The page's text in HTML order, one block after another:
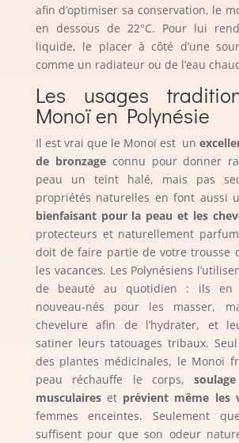
afin d’optimiser sa conservation, le
en dessous de 22°C. Pour lui
liquide, le placer à côté d’une
comme un radiateur ou de l’eau
Les usages
Monoï en Polynésie
Il est vrai que le Monoï est un
de bronzageconnu pour donner
peau un teint halé, mais pas
propriétés naturelles en font aussi
bienfaisant pour la peau et les
protecteurs et naturellement
doit de faire partie de votre trousse
les vacances. Les Polynésiens
de beauté au quotidien : ils en
nouveau-nés pour les masser,
chevelure afin de l’hydrater, et
satiner leurs tatouages tribaux.
des plantes médicinales, le Monoï
peau réchauffe le corps,
musculaireset prévient même les
femmes enceintes. Seulement
suffisent pour que son odeur